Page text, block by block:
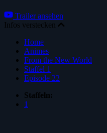
Trailer ansehen
Infos verstecken
Home
Animes
From the New World
Staffel 1
Episode 22
Staffeln:
1